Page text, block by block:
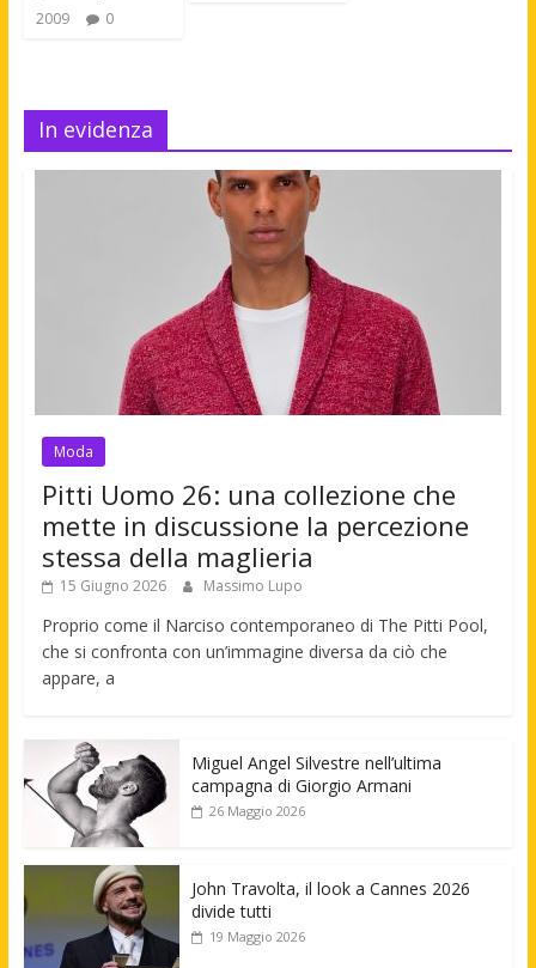
2009
0
In evidenza
Moda
Pitti Uomo 26: una collezione che
mette in discussione la percezione
stessa della maglieria
15 Giugno 2026 Massimo Lupo
Proprio come il Narciso contemporaneo di The Pitti Pool,
che si confronta con un’immagine diversa da ciò che
appare, a
Miguel Angel Silvestre nell’ultima
campagna di Giorgio Armani
26 Maggio 2026
John Travolta, il look a Cannes 2026
divide tutti
19 Maggio 2026